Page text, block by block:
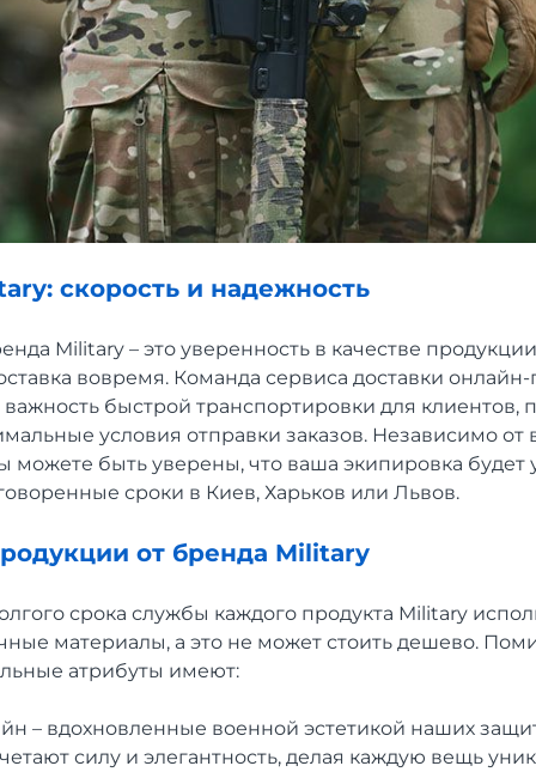
скорость и надежность
Military – это уверенность в качестве
вовремя. Команда сервиса доставки
быстрой транспортировки для клиентов,
условия отправки заказов. Независимо от
можете быть уверены, что ваша экипировка будет
сроки в Киев, Харьков или Львов.
от бренда Military
срока службы каждого продукта Military
материалы, а это не может стоить дешево.
атрибуты имеют:
– вдохновленные военной эстетикой наших
силу и элегантность, делая каждую вещь